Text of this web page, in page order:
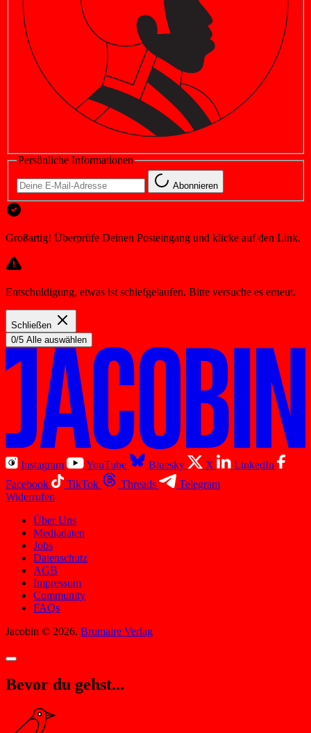
Persönliche Informationen
Abonnieren
Großartig! Überprüfe Deinen Posteingang und klicke auf den Link.
Entschuldigung, etwas ist schiefgelaufen. Bitte versuche es erneut.
Schließen
0/5 Alle auswählen
Instagram YouTube Bluesky X
LinkedIn
Facebook
TikTok Threads
Telegram
Widerrufen
Über Uns
Mediadaten
Jobs
Datenschutz
AGB
Impressum
Community
FAQs
Jacobin © 2026. Brumaire Verlag
Bevor du gehst...